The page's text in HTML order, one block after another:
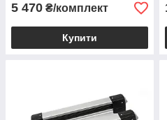
5 470 ₴/комплект
Купити